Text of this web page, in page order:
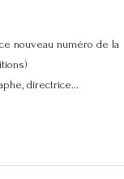
nouveau numéro de la
directrice...